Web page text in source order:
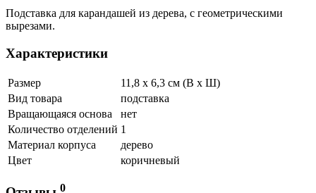
Подставка для карандашей из дерева, с геометрическими
вырезами.
Характеристики
Размер
11,8 х 6,3 см (В х Ш)
Вид товара
подставка
Вращающаяся основа
нет
Количество отделений 1
Материал корпуса
дерево
Цвет
коричневый
0